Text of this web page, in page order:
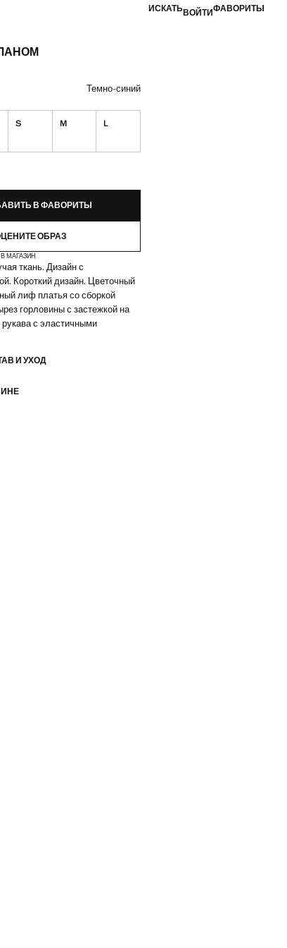
ИСКАТЬВОЙТИФАВОРИТЫ
]
синий
Темно-синий
S M L
В ФАВОРИТЫ
ОБРАЗ
МАГАЗИН
ткань. Дизайн с
Короткий дизайн. Цветочный
лиф платья со сборкой
горловины с застежкой на
с эластичными
И УХОД